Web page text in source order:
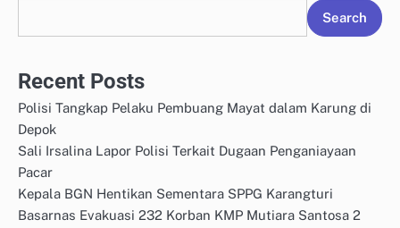
Search
Recent Posts
Polisi Tangkap Pelaku Pembuang Mayat dalam Karung di
Depok
Sali Irsalina Lapor Polisi Terkait Dugaan Penganiayaan
Pacar
Kepala BGN Hentikan Sementara SPPG Karangturi
Basarnas Evakuasi 232 Korban KMP Mutiara Santosa 2